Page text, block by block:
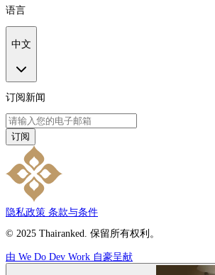
语言
中文
订阅新闻
订阅
隐私政策 条款与条件
© 2025 Thairanked. 保留所有权利。
由 We Do Dev Work 自豪呈献